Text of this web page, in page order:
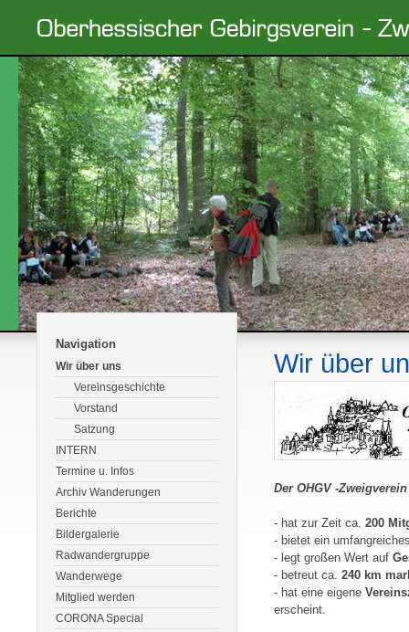
Navigation
Wir über uns
Vereinsgeschichte
Vorstand
Satzung
INTERN
Termine u. Infos
Archiv Wanderungen
Berichte
Bildergalerie
Radwandergruppe
Wanderwege
Mitglied werden
CORONA Special
Wir über
Der OHGV -
- hat zur Zeit ca. 200
- bietet ein
- legt großen Wert auf
- betreut ca. 240 km
- hat eine eigene
erscheint.